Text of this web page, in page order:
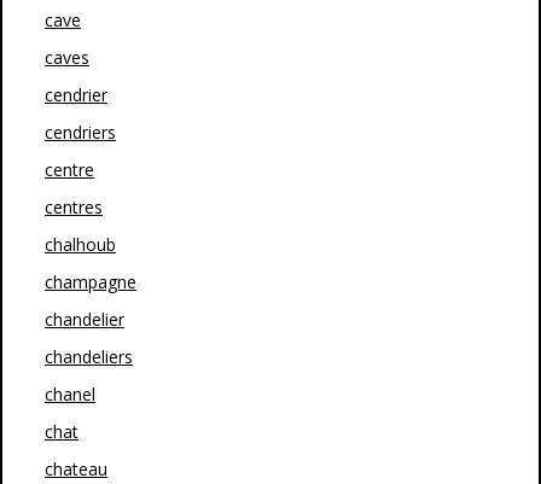
cave
caves
cendrier
cendriers
centre
centres
chalhoub
champagne
chandelier
chandeliers
chanel
chat
chateau